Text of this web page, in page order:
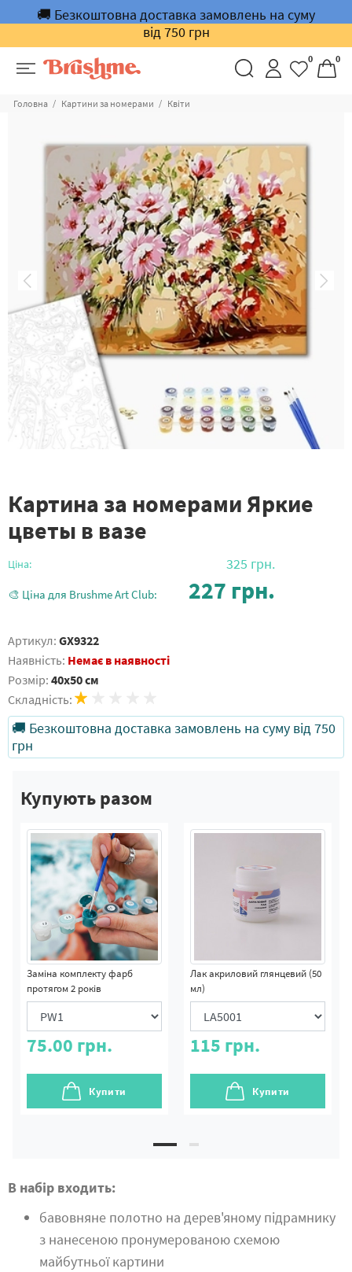
🚚 Безкоштовна доставка замовлень на суму
від 750 грн
0 0
Головна Картини за номерами Квіти
Картина за номерами Яркие
цветы в вазе
Ціна: 325 грн.
🎨 Ціна для Brushme Art Club: 227 грн.
Артикул: GX9322
Наявність: Немає в наявності
Розмір: 40x50 см
Складність:
🚚 Безкоштовна доставка замовлень на суму від 750
грн
Купують разом
Заміна комплекту фарб
протягом 2 років
75.00 грн.
Купити
Лак акриловий глянцевий (50
мл)
115 грн.
Купити
В набір входить:
бавовняне полотно на дерев'яному підрамнику
з нанесеною пронумерованою схемою
майбутньої картини